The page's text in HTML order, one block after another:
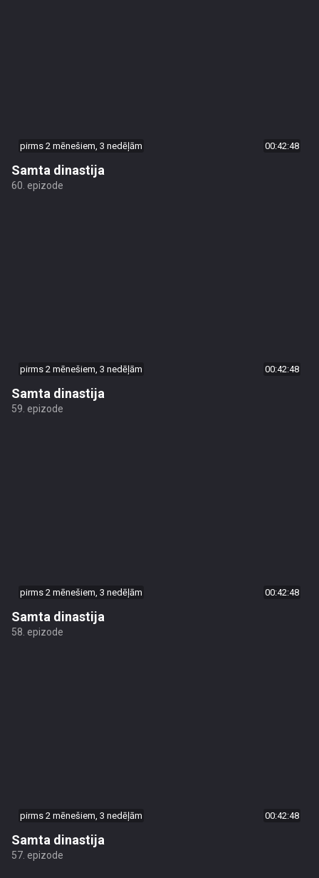
pirms 2 mēnešiem, 3 nedēļām 00:42:48
Samta dinastija
60. epizode
pirms 2 mēnešiem, 3 nedēļām 00:42:48
Samta dinastija
59. epizode
pirms 2 mēnešiem, 3 nedēļām 00:42:48
Samta dinastija
58. epizode
pirms 2 mēnešiem, 3 nedēļām 00:42:48
Samta dinastija
57. epizode